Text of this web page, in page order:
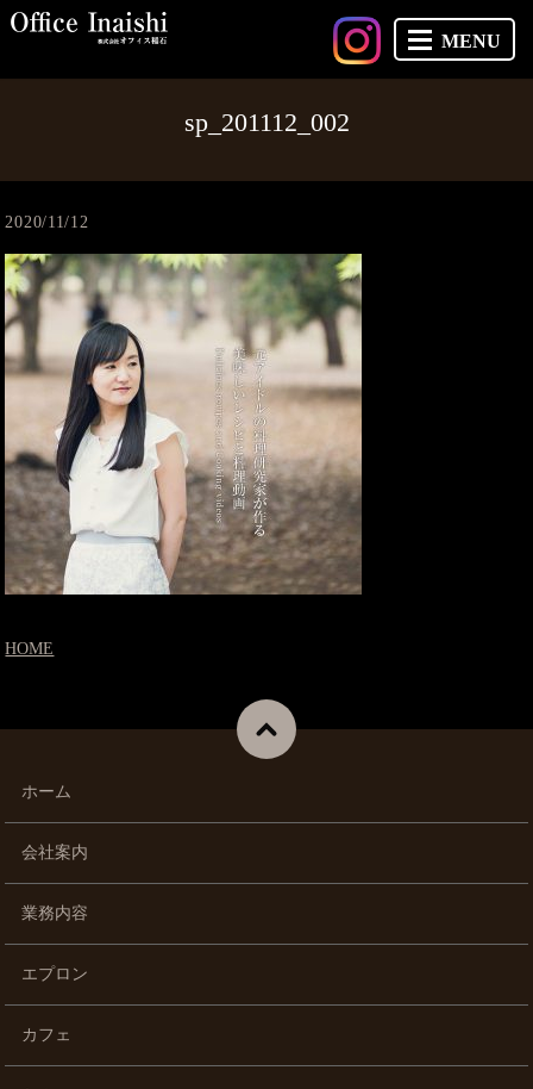
MENU
sp_201112_002
2020/11/12
HOME
ホーム
会社案内
業務内容
エプロン
カフェ